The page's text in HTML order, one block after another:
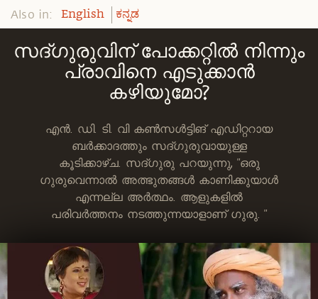
Also in: English ಕನ್ನಡ
സദ്ഗുരുവിന് പോക്കറ്റിൽ നിന്നും
പ്രാവിനെ എടുക്കാൻ
കഴിയുമോ?
എൻ. ഡി. ടി. വി കൺസൾട്ടിങ് എഡിറ്ററായ
ബർക്കാദത്തും സദ്ഗുരുവായുള്ള
കൂടിക്കാഴ്ച. സദ്ഗുരു പറയുന്നു, "ഒരു
ഗുരുവെന്നാൽ അത്ഭുതങ്ങൾ കാണിക്കുയാൾ
എന്നല്ല അർത്ഥം. ആളുകളിൽ
പരിവർത്തനം നടത്തുന്നയാളാണ് ഗുരു. "